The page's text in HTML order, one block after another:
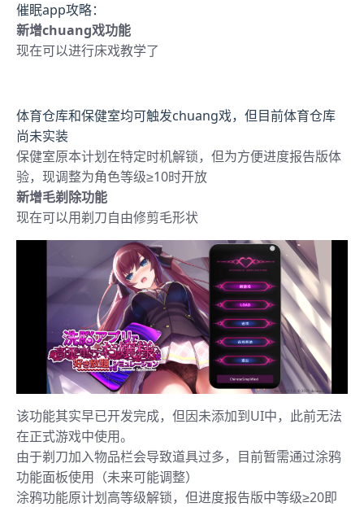
催眠app攻略：
新增chuang戏功能
现在可以进行床戏教学了
体育仓库和保健室均可触发chuang戏，但目前体育仓库
尚未实装
保健室原本计划在特定时机解锁，但为方便进度报告版体
验，现调整为角色等级≥10时开放
新增毛剃除功能
现在可以用剃刀自由修剪毛形状
该功能其实早已开发完成，但因未添加到UI中，此前无法
在正式游戏中使用。
由于剃刀加入物品栏会导致道具过多，目前暂需通过涂鸦
功能面板使用（未来可能调整）
涂鸦功能原计划高等级解锁，但进度报告版中等级≥20即